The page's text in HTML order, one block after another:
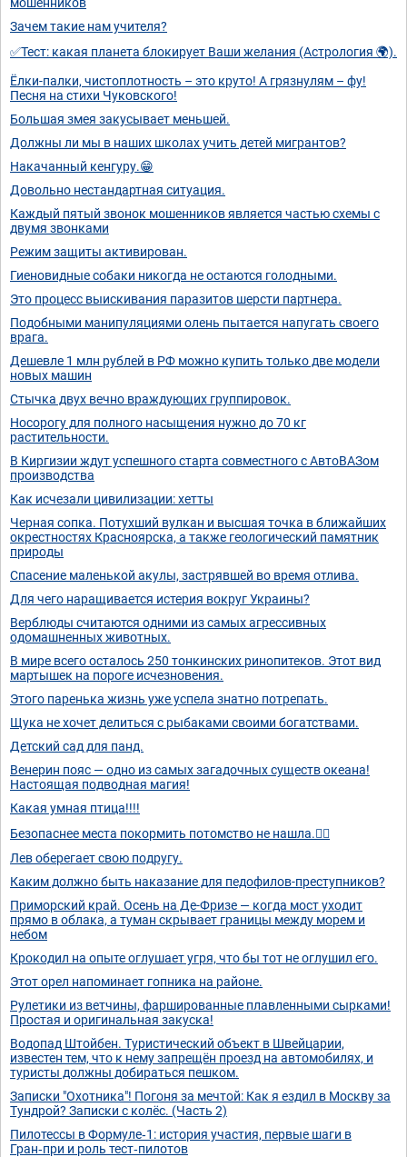
Зачем такие нам учителя?
✅Тест: какая планета блокирует Ваши желания (Астрология 🌍).
Ёлки-палки, чистоплотность – это круто! А грязнулям – фу!
Песня на стихи Чуковского!
Большая змея закусывает меньшей.
Должны ли мы в наших школах учить детей мигрантов?
Накачанный кенгуру.😁
Довольно нестандартная ситуация.
Каждый пятый звонок мошенников является частью схемы с
двумя звонками
Режим защиты активирован.
Гиеновидные собаки никогда не остаются голодными.
Это процесс выискивания паразитов шерсти партнера.
Подобными манипуляциями олень пытается напугать своего
врага.
Дешевле 1 млн рублей в РФ можно купить только две модели
новых машин
Стычка двух вечно враждующих группировок.
Носорогу для полного насыщения нужно до 70 кг
растительности.
В Киргизии ждут успешного старта совместного с АвтоВАЗом
производства
Как исчезали цивилизации: хетты
Черная сопка. Потухший вулкан и высшая точка в ближайших
окрестностях Красноярска, а также геологический памятник
природы
Спасение маленькой акулы, застрявшей во время отлива.
Для чего наращивается истерия вокруг Украины?
Верблюды считаются одними из самых агрессивных
одомашненных животных.
В мире всего осталось 250 тонкинских ринопитеков. Этот вид
мартышек на пороге исчезновения.
Этого паренька жизнь уже успела знатно потрепать.
Щука не хочет делиться с рыбаками своими богатствами.
Детский сад для панд.
Венерин пояс — одно из самых загадочных существ океана!
Настоящая подводная магия!
Какая умная птица!!!!
Безопаснее места покормить потомство не нашла.🤷‍♂️
Лев оберегает свою подругу.
Каким должно быть наказание для педофилов-преступников?
Приморский край. Осень на Де-Фризе — когда мост уходит
прямо в облака, а туман скрывает границы между морем и
небом
Крокодил на опыте оглушает угря, что бы тот не оглушил его.
Этот орел напоминает гопника на районе.
Рулетики из ветчины, фаршированные плавленными сырками!
Простая и оригинальная закуска!
Водопад Штойбен. Туристический объект в Швейцарии,
известен тем, что к нему запрещён проезд на автомобилях, и
туристы должны добираться пешком.
Записки "Охотника"! Погоня за мечтой: Как я ездил в Москву за
Тундрой? Записки с колёс. (Часть 2)
Пилотессы в Формуле‑1: история участия, первые шаги в
Гран‑при и роль тест‑пилотов